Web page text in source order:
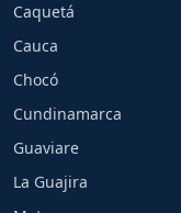
Caquetá
Cauca
Chocó
Cundinamarca
Guaviare
La Guajira